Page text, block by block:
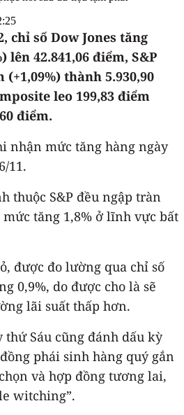
chỉ số Dow Jones tăng
lên 42.841,06 điểm, S&P
(+1,09%) thành 5.930,90
leo 199,83 điểm
điểm.
nhận mức tăng hàng ngày
11.
thuộc S&P đều ngập tràn
tăng 1,8% ở lĩnh vực bất
được đo lường qua chỉ số
0,9%, do được cho là sẽ
lãi suất thấp hơn.
thứ Sáu cũng đánh dấu kỳ
phái sinh hàng quý gắn
và hợp đồng tương lai,
witching”.